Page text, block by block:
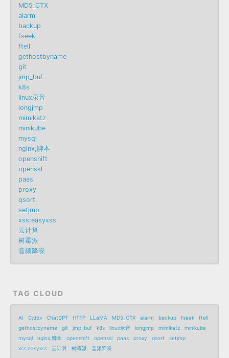
MD5_CTX
alarm
backup
fseek
ftell
gethostbyname
git
jmp_buf
k8s
linux录音
longjmp
mimikatz
minikube
mysql
nginx;脚本
openshift
openssl
paas
proxy
qsort
setjmp
xss;easyxss
云计算
树霉派
音频降噪
TAG CLOUD
AI C;dbx ChatGPT HTTP LLaMA MD5_CTX alarm backup fseek
ftell
gethostbyname
git jmp_buf k8s linux录音 longjmp mimikatz
minikube
mysql
nginx;脚本 openshift openssl paas proxy qsort
setjmp
xss;easyxss
云计算 树霉派 音频降噪